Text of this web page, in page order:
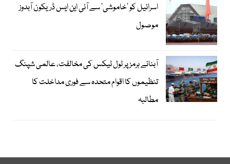
اسرائیل کو ’خاموشی‘ سے آئی این ایس ڈریکون آبدوز
موصول
آبنائے ہرمز پر ٹول ٹیکس کی مخالفت، عالمی شپنگ
تنظیموں کا اقوام متحدہ سے فوری مداخلت کا
مطالبہ